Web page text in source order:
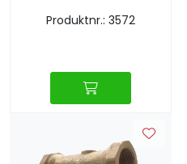
Produktnr.: 3572
Varmeanlegg